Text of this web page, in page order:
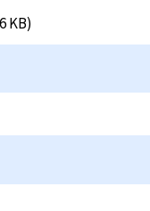
KB)